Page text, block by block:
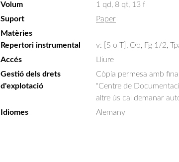
Volum
1 qd, 8 qt, 13 f
Suport
Paper
Matèries
Repertori instrumental
v: [S o T], Ob, Fg 1/2,
Accés
Lliure
Gestió dels drets
d'explotació
Còpia permesa amb
"Centre de
altre ús cal demanar
Idiomes
Alemany